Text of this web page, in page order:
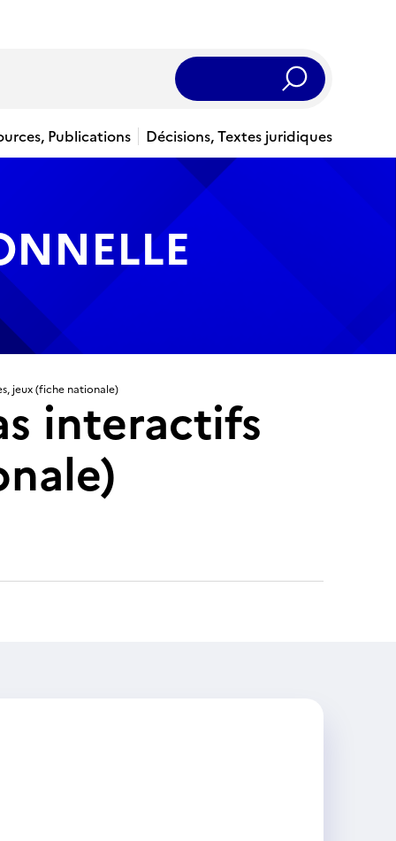
Rechercher
Publications Décisions, Textes juridiques
jeux (fiche nationale)
interactifs